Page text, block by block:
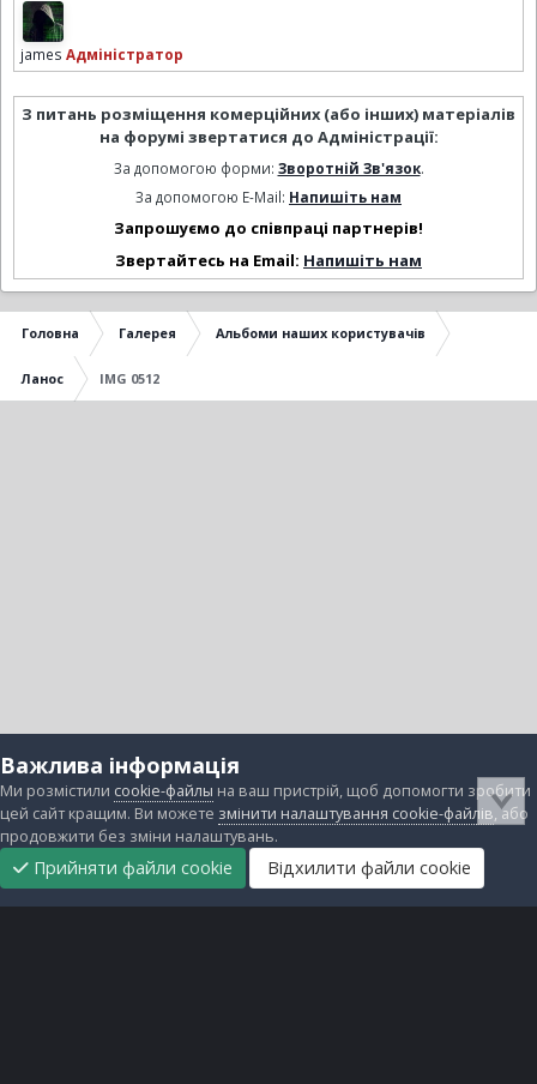
james Адміністратор
З питань розміщення комерційних (або інших) матеріалів
на форумі звертатися до Адміністрації:
За допомогою форми: Зворотній Зв'язок.
За допомогою E-Mail: Напишіть нам
Запрошуємо до співпраці партнерів!
Звертайтесь на Email: Напишіть нам
Головна Галерея Альбоми наших користувачів
Ланос IMG 0512
Важлива інформація
Ми розмістили cookie-файлы на ваш пристрій, щоб допомогти зробити
цей сайт кращим. Ви можете змінити налаштування cookie-файлів, або
продовжити без зміни налаштувань.
Прийняти файли cookie Відхилити файли cookie
Головна
Підтримати
нас
Прибрати
рекламу
Завантаження Непрочитані Реєстрація